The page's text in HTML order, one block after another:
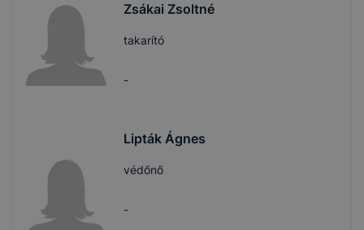
Zsákai Zsoltné
takarító
-
Lipták Ágnes
védőnő
-